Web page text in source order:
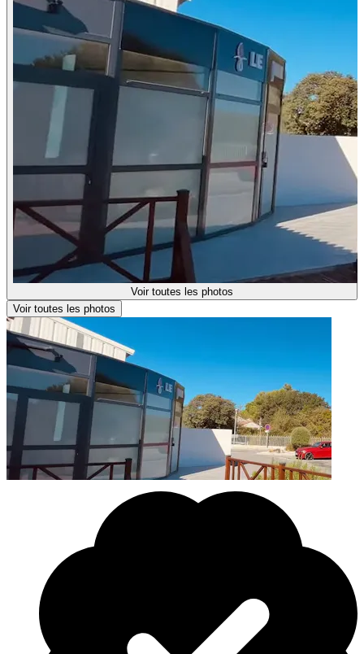
Voir toutes les photos
Voir toutes les photos